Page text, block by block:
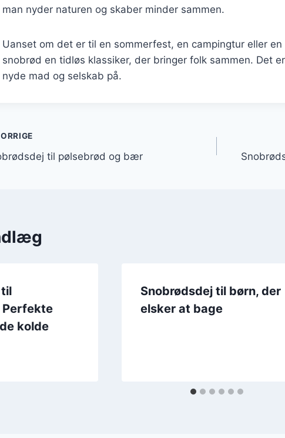
man nyder naturen og skaber minder sammen.
Uanset om det er til en sommerfest, en campingtur eller
snobrød en tidløs klassiker, der bringer folk sammen. Det
nyde mad og selskab på.
til pølsebrød og bær
kolde
Snobrødsdej til børn, der
elsker at bage